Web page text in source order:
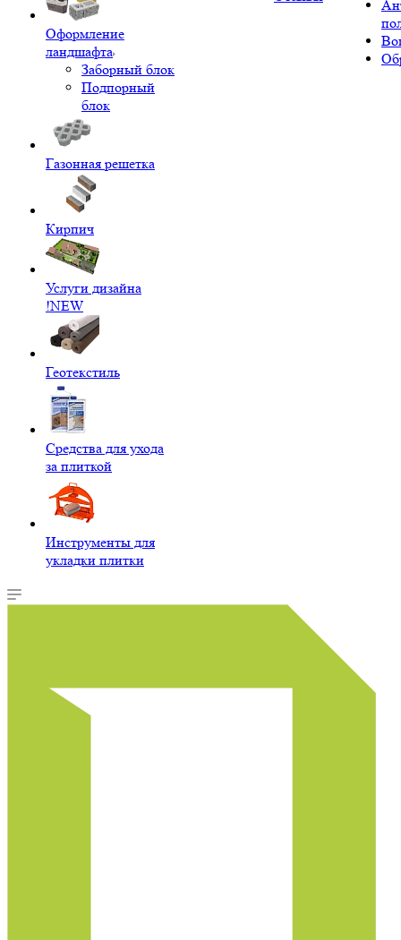
Оформление
ландшафта
Заборный блок
Подпорный
блок
Газонная решетка
Кирпич
Услуги дизайна
!NEW
Геотекстиль
Средства для ухода
за плиткой
Инструменты для
укладки плитки